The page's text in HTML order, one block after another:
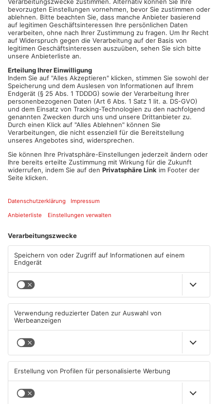
Bereits seit einigen Wochen prüfen zahlreiche Kommunen im
und am Spessart, ob eine mögliche Beteiligung infrage kommt
und wie viel Fläche sie zum geplanten Biosphärenreservat
beisteuern könnten. Auf Primavera-Anfrage teilte das
Landratsamt Aschaffenburg mit, dass bislang rund die Hälfte
aller Landkreis-Kommunen Teil der Biosphärenregion sein
möchten. So beispielsweise Alzenau, Mömbris, Waldaschaff
oder Hösbach. Einige Kommunen haben bereits eine genaue
Fläche zugesagt, die sie beisteuern möchten. So will sich der
Markt Hösbach mit rund 14 Hektar einbringen. Für andere
Kommunen kommt eine Beteiligung jedoch nicht in Frage: Die
Gemeinde Laufach etwa stimmte in der jüngsten
Gemeinderatssitzung mit einer knappen Mehrheit gegen ein
Biosphärenregion im Spessart.
Artikel teilen
Mehr aus Kreis
Aschaffenburg
Neue Baugrundstücke für
junge Familien in
Heimbuchenthal?
Tante Enso übernimmt